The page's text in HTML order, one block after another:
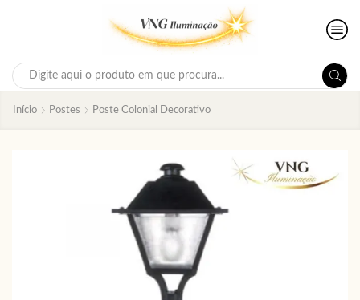
Search
Início Postes Poste Colonial Decorativo